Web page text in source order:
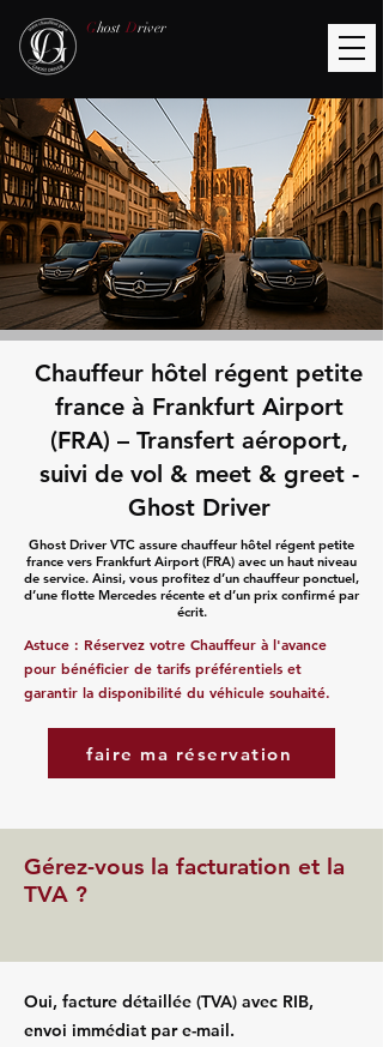
Ghost Driver
Chauffeur hôtel régent petite
france à Frankfurt Airport
(FRA) – Transfert aéroport,
suivi de vol & meet & greet -
Ghost Driver
Ghost Driver VTC assure chauffeur hôtel régent petite
france vers Frankfurt Airport (FRA) avec un haut niveau
de service. Ainsi, vous profitez d’un chauffeur ponctuel,
d’une flotte Mercedes récente et d’un prix confirmé par
écrit.
Astuce : Réservez votre Chauffeur à l'avance
pour bénéficier de tarifs préférentiels et
garantir la disponibilité du véhicule souhaité.
faire ma réservation
Gérez-vous la facturation et la
TVA ?
Oui, facture détaillée (TVA) avec RIB,
envoi immédiat par e-mail.